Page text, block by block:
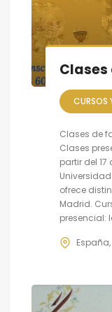
CURSOS
Clases de
Clases
partir del
ofrece
Madrid.
presencial:
España